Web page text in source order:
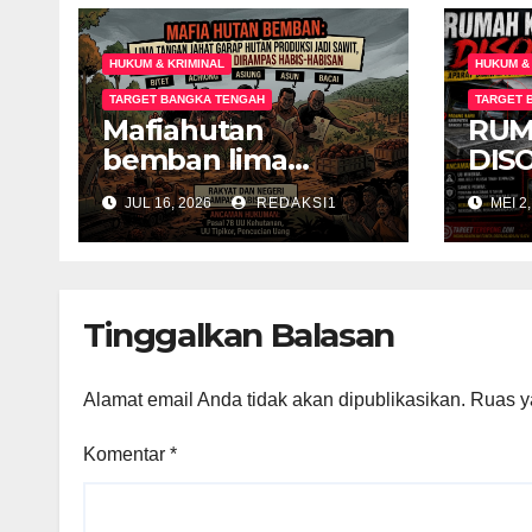
HUKUM & KRIMINAL
TARGET BANGKA TENGAH
Mafiahutan
bemban lima
tangan jahat garap
hutan produksi jadi
perkebunan sawit
habisan
JUL 16, 2026 REDAKSI1
HUKUM
TARGET
MEI
Tinggalkan Balasan
Alamat email Anda tidak akan dipublikasikan. Ruas
Komentar *